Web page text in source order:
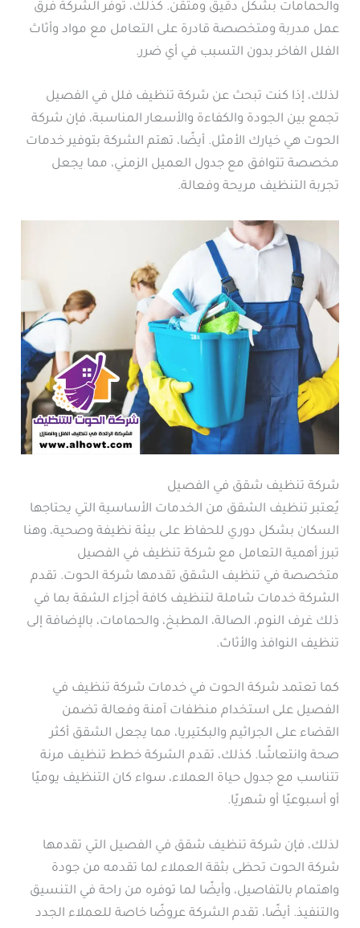
والحمامات بشكل دقيق ومتقن. كذلك، توفر الشركة فرق
عمل مدربة ومتخصصة قادرة على التعامل مع مواد وأثاث
الفلل الفاخر بدون التسبب في أي ضرر.
لذلك، إذا كنت تبحث عن شركة تنظيف فلل في الفصيل
تجمع بين الجودة والكفاءة والأسعار المناسبة، فإن شركة
الحوت هي خيارك الأمثل. أيضًا، تهتم الشركة بتوفير خدمات
مخصصة تتوافق مع جدول العميل الزمني، مما يجعل
تجربة التنظيف مريحة وفعالة.
شركة تنظيف شقق في الفصيل
يُعتبر تنظيف الشقق من الخدمات الأساسية التي يحتاجها
السكان بشكل دوري للحفاظ على بيئة نظيفة وصحية، وهنا
تبرز أهمية التعامل مع شركة تنظيف في الفصيل
متخصصة في تنظيف الشقق تقدمها شركة الحوت. تقدم
الشركة خدمات شاملة لتنظيف كافة أجزاء الشقة بما في
ذلك غرف النوم، الصالة، المطبخ، والحمامات، بالإضافة إلى
تنظيف النوافذ والأثاث.
كما تعتمد شركة الحوت في خدمات شركة تنظيف في
الفصيل على استخدام منظفات آمنة وفعالة تضمن
القضاء على الجراثيم والبكتيريا، مما يجعل الشقق أكثر
صحة وانتعاشًا. كذلك، تقدم الشركة خطط تنظيف مرنة
تتناسب مع جدول حياة العملاء، سواء كان التنظيف يوميًا
أو أسبوعيًا أو شهريًا.
لذلك، فإن شركة تنظيف شقق في الفصيل التي تقدمها
شركة الحوت تحظى بثقة العملاء لما تقدمه من جودة
واهتمام بالتفاصيل، وأيضًا لما توفره من راحة في التنسيق
والتنفيذ. أيضًا، تقدم الشركة عروضًا خاصة للعملاء الجدد